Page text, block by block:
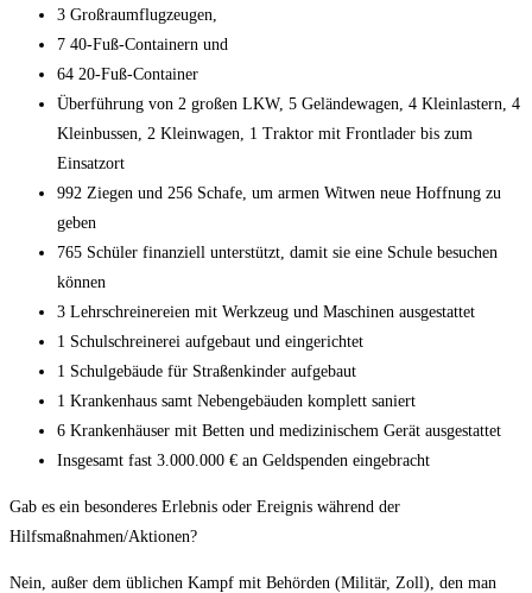
3 Großraumflugzeugen,
7 40-Fuß-Containern und
64 20-Fuß-Container
Überführung von 2 großen LKW, 5 Geländewagen, 4 Kleinlastern, 4
Kleinbussen, 2 Kleinwagen, 1 Traktor mit Frontlader bis zum
Einsatzort
992 Ziegen und 256 Schafe, um armen Witwen neue Hoffnung zu
geben
765 Schüler finanziell unterstützt, damit sie eine Schule besuchen
können
3 Lehrschreinereien mit Werkzeug und Maschinen ausgestattet
1 Schulschreinerei aufgebaut und eingerichtet
1 Schulgebäude für Straßenkinder aufgebaut
1 Krankenhaus samt Nebengebäuden komplett saniert
6 Krankenhäuser mit Betten und medizinischem Gerät ausgestattet
Insgesamt fast 3.000.000 € an Geldspenden eingebracht
Gab es ein besonderes Erlebnis oder Ereignis während der
Hilfsmaßnahmen/Aktionen?
Nein, außer dem üblichen Kampf mit Behörden (Militär, Zoll), den man